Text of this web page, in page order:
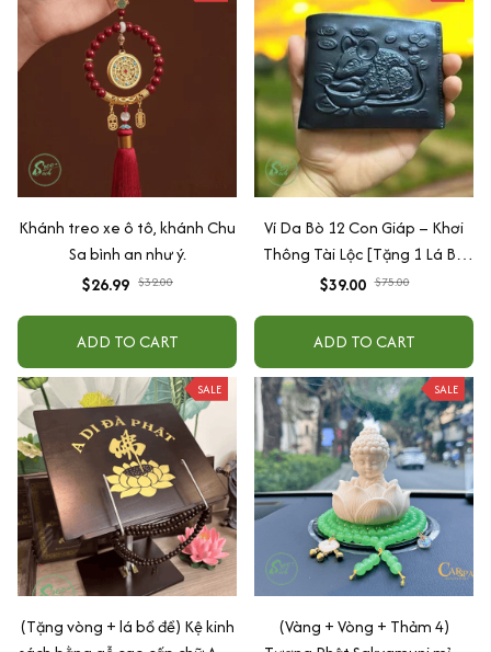
Khánh treo xe ô tô, khánh Chu
Sa bình an như ý.
$26.99 $32.00
ADD TO CART
Ví Da Bò 12 Con Giáp – Khơi
Thông Tài Lộc [Tặng 1 Lá Bồ
Đề ]
$39.00 $75.00
ADD TO CART
SALE
(Tặng vòng + lá bồ đề) Kệ kinh
SALE
(Vàng + Vòng + Thảm 4)